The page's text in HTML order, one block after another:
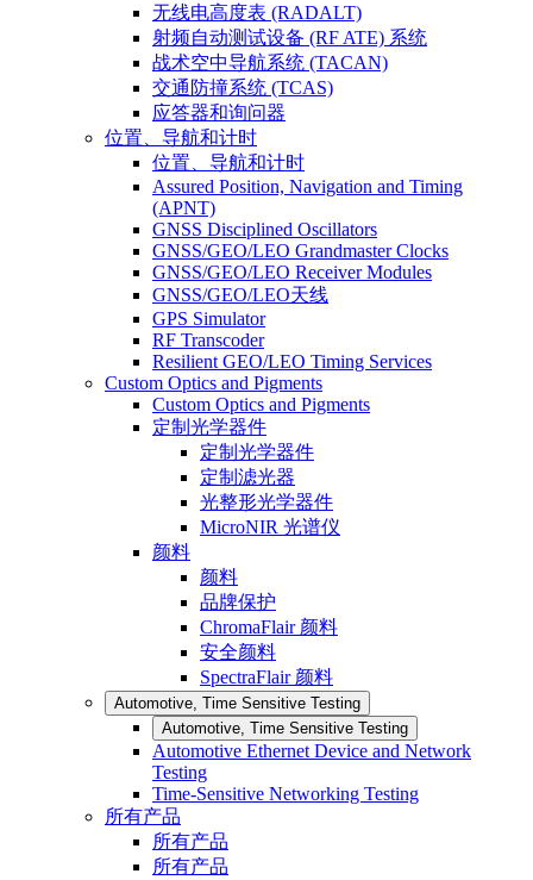
无线电高度表 (RADALT)
射频自动测试设备 (RF ATE) 系统
战术空中导航系统 (TACAN)
交通防撞系统 (TCAS)
应答器和询问器
位置、导航和计时
位置、导航和计时
Assured Position, Navigation and Timing
(APNT)
GNSS Disciplined Oscillators
GNSS/GEO/LEO Grandmaster Clocks
GNSS/GEO/LEO Receiver Modules
GNSS/GEO/LEO天线
GPS Simulator
RF Transcoder
Resilient GEO/LEO Timing Services
Custom Optics and Pigments
Custom Optics and Pigments
定制光学器件
定制光学器件
定制滤光器
光整形光学器件
MicroNIR 光谱仪
颜料
颜料
品牌保护
ChromaFlair 颜料
安全颜料
SpectraFlair 颜料
Automotive, Time Sensitive Testing
Automotive, Time Sensitive Testing
Automotive Ethernet Device and Network
Testing
Time-Sensitive Networking Testing
所有产品
所有产品
所有产品